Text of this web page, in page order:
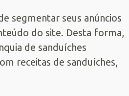
segmentar seus anúncios
do site. Desta forma,
de sanduíches
receitas de sanduíches,